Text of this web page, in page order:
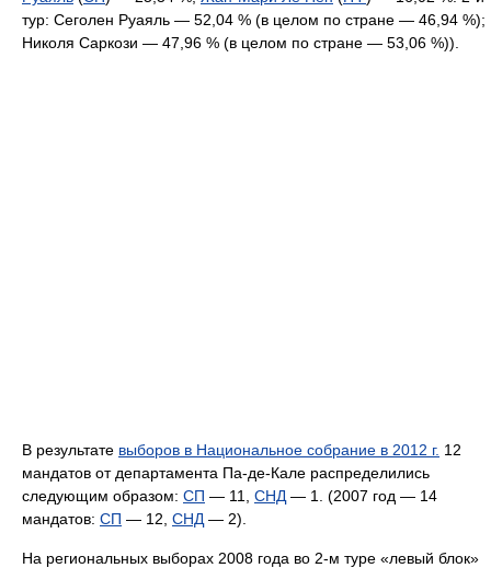
тур: Сеголен Руаяль — 52,04 % (в целом по стране — 46,94 %);
Николя Саркози — 47,96 % (в целом по стране — 53,06 %)).
В результате выборов в Национальное собрание в 2012 г. 12
мандатов от департамента Па-де-Кале распределились
следующим образом: СП — 11, СНД — 1. (2007 год — 14
мандатов: СП — 12, СНД — 2).
На региональных выборах 2008 года во 2-м туре «левый блок»